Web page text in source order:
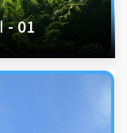
01 - اسم الله الملك الحق.